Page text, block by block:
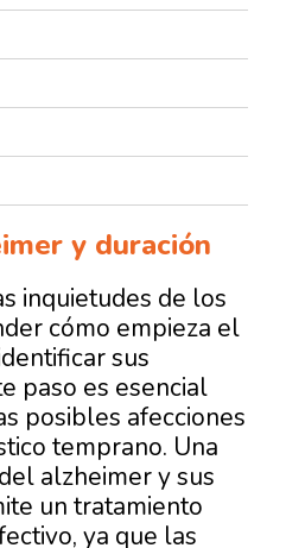
y duración
inquietudes de los
cómo empieza el
sus
paso es esencial
posibles afecciones
temprano. Una
alzheimer y sus
un tratamiento
ya que las